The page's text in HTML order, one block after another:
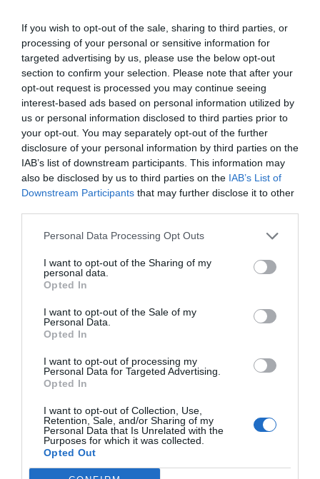
If you wish to opt-out of the sale, sharing to third parties, or
processing of your personal or sensitive information for
targeted advertising by us, please use the below opt-out
section to confirm your selection. Please note that after your
opt-out request is processed you may continue seeing
interest-based ads based on personal information utilized by
us or personal information disclosed to third parties prior to
your opt-out. You may separately opt-out of the further
disclosure of your personal information by third parties on the
IAB’s list of downstream participants. This information may
also be disclosed by us to third parties on the IAB’s List of
Downstream Participants that may further disclose it to other
Personal Data Processing Opt Outs
I want to opt-out of the Sharing of my
personal data.
Opted In
I want to opt-out of the Sale of my
Personal Data.
Opted In
I want to opt-out of processing my
Personal Data for Targeted Advertising.
Opted In
I want to opt-out of Collection, Use,
Retention, Sale, and/or Sharing of my
Personal Data that Is Unrelated with the
Purposes for which it was collected.
Opted Out
Επικοινωνία
Email:psifiakospta@gmail.com
Ακολουθήστε μας
Πρόσφατα Άρθρα